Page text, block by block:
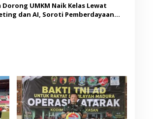
UMKM Naik Kelas Lewat
dan AI, Soroti Pemberdayaan